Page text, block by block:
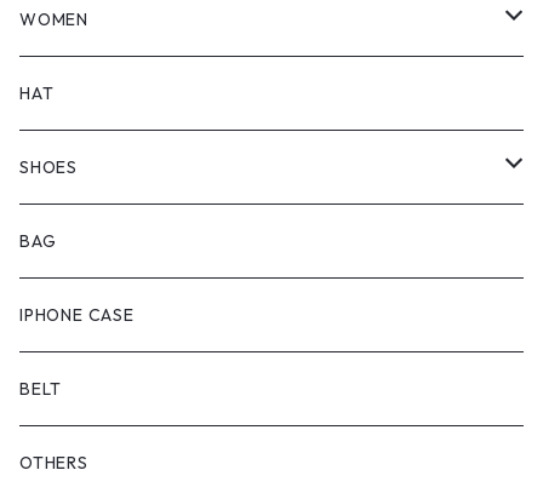
TOPS
BOTTOMS
OUTER
WOMEN
TOPS
BOTTOMS
ONEPIECE
OUTER
HAT
SHOES
ブーツ
スニーカー
サンダル
BAG
IPHONE CASE
BELT
OTHERS